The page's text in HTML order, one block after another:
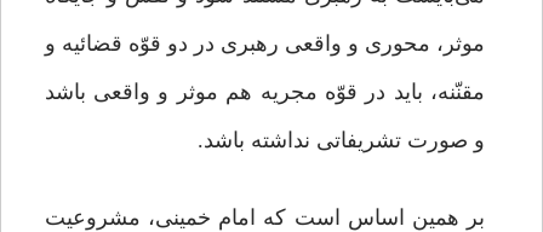
موثر، محوری و واقعی رهبری در دو قوّه قضائیه و
مقنّنه، باید در قوّه مجریه هم موثر و واقعی باشد
و صورت تشریفاتی نداشته باشد.
بر همین اساس است که امام خمینی، مشروعیت